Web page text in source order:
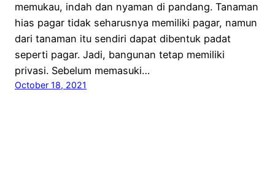
memukau, indah dan nyaman di pandang. Tanaman
hias pagar tidak seharusnya memiliki pagar, namun
dari tanaman itu sendiri dapat dibentuk padat
seperti pagar. Jadi, bangunan tetap memiliki
privasi. Sebelum memasuki…
October 18, 2021